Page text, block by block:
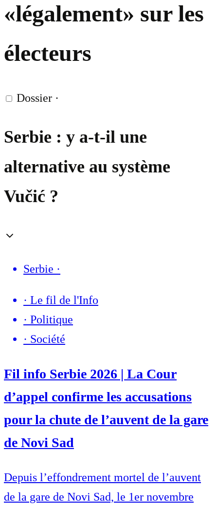
«légalement» sur les
électeurs
Dossier ·
Serbie : y a-t-il une
alternative au système
Vučić ?
Serbie ·
· Le fil de l'Info
· Politique
· Société
Fil info Serbie 2026 | La Cour
d’appel confirme les accusations
pour la chute de l’auvent de la gare
de Novi Sad
Depuis l’effondrement mortel de l’auvent
de la gare de Novi Sad, le 1er novembre